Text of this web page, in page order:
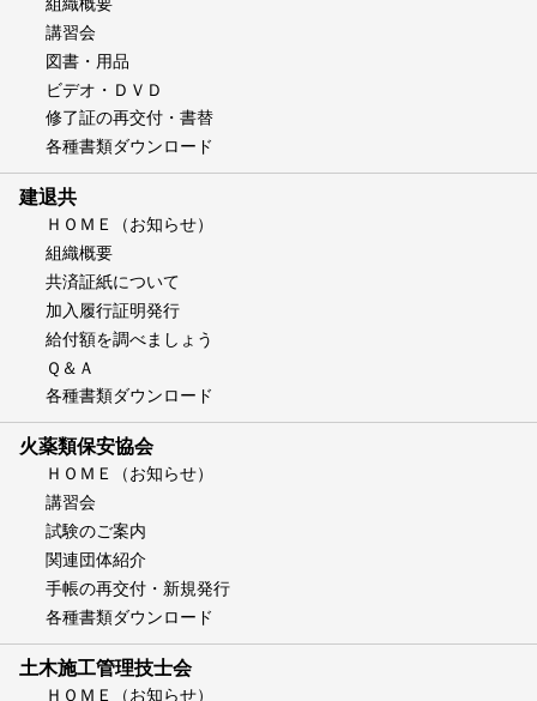
講習会
図書・用品
ビデオ・ＤＶＤ
修了証の再交付・書替
各種書類ダウンロード
建退共
ＨＯＭＥ（お知らせ）
組織概要
共済証紙について
加入履行証明発行
給付額を調べましょう
Ｑ＆Ａ
各種書類ダウンロード
火薬類保安協会
ＨＯＭＥ（お知らせ）
講習会
試験のご案内
関連団体紹介
手帳の再交付・新規発行
各種書類ダウンロード
土木施工管理技士会
ＨＯＭＥ（お知らせ）